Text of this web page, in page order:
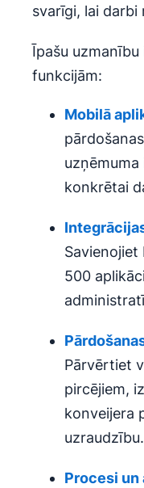
svarīgi, lai darbi
Īpašu
funkcijām:
Mobilā
uzņēmuma
konkrētai
Savienojiet
500
Pārvērtiet
pircējiem,
konveijera
uzraudzību.
Procesi